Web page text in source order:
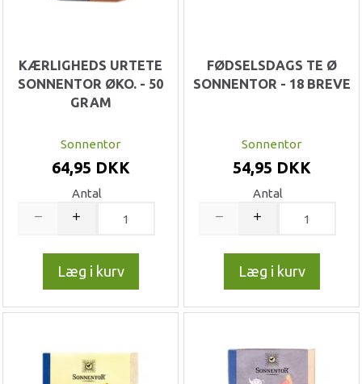
KÆRLIGHEDS URTETE
SONNENTOR ØKO. - 50
GRAM
Sonnentor
64,95 DKK
Antal
Læg i kurv
FØDSELSDAGS TE Ø
SONNENTOR - 18 BREVE
Sonnentor
54,95 DKK
Antal
Læg i kurv